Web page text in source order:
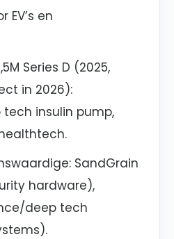
en
Series D (2025,
in 2026):
insulin pump,
SandGrain
hardware),
deep tech